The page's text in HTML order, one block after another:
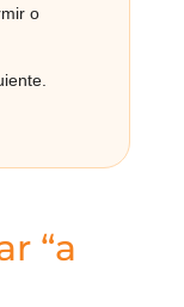
o
“a